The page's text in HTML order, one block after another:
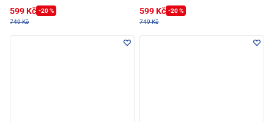
599 Kč -20 %
749 Kč
599 Kč -20 %
749 Kč